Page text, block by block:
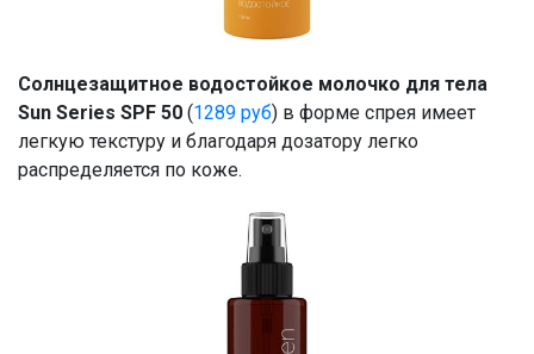
Солнцезащитное водостойкое молочко для тела
Sun Series SPF 50 (1289 руб) в форме спрея имеет
легкую текстуру и благодаря дозатору легко
распределяется по коже.